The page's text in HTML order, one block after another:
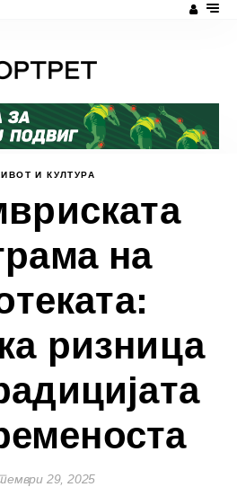
И КУЛТУРА
на
ризница
29, 2025